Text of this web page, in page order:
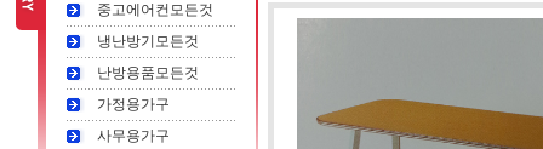
중고에어컨모든것
냉난방기모든것
난방용품모든것
가정용가구
사무용가구